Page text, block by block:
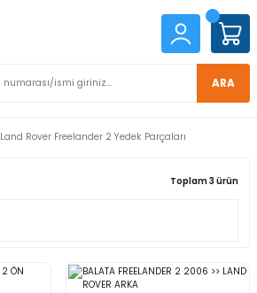
ARA
Land Rover Freelander 2 Yedek Parçaları
Toplam 3 ürün